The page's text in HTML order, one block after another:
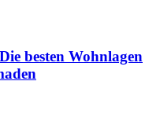
besten Wohnlagen